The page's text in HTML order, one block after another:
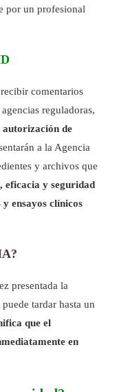
por un profesional
comentarios
reguladoras,
autorización de
a la Agencia
y archivos que
eficacia y seguridad
ensayos clínicos
presentada la
tardar hasta un
que el
en